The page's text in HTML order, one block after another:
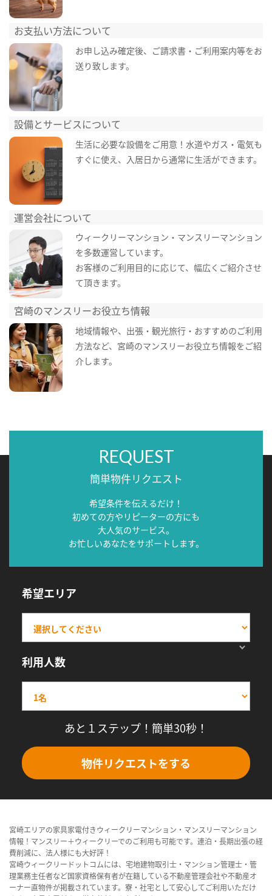
お支払い方法について
お申し込み確定後、ご請求書・ご利用案内等をお
送り致します。
設備とサービスについて
生活に必要な設備をご用意！水道やガス・電気も
すぐに使え、入居日から通常に生活ができます。
運営会社について
ウィークリーマンション・マンスリーマンション
を多数運営しています。
お客様のご利用目的に応じて、幅広くご紹介させ
て頂きます。
宮崎のマンスリーお役立ち情報
地域情報や、出張・観光旅行・おすすめのご利用
方法など、宮崎のマンスリーお役立ち情報をご紹
介します。
REQUEST
簡単物件リクエスト
希望条件を伝えるだけ！
初めての方やリピーターの方にも
大人気のサービス。
お忙しいあなたをサポートします。
希望エリア
利用人数
あと１ステップ！簡単30秒！
物件リクエストをする
宮崎エリアの家具家電付きウィークリーマンション・マンスリーマンション
情報！マンスリー＋ウィークリーでのご利用も可能です。連泊・長期出張の経
費削減に、法人様にも大好評！
宮崎ウィークリードットコムには、宅地建物取引士・マンション管理士・管
理業務主任者など国家資格保有者が在籍している不動産管理会社や不動産オ
ーナー直物件が掲載されています。寮・社宅として安心してご利用いただけ